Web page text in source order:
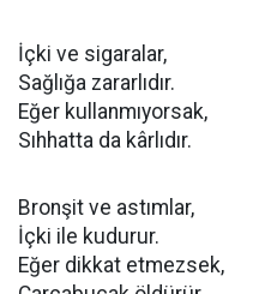
İçki ve sigaralar,
Sağlığa zararlıdır.
Eğer kullanmıyorsak,
Sıhhatta da kârlıdır.
Bronşit ve astımlar,
İçki ile kudurur.
Eğer dikkat etmezsek,